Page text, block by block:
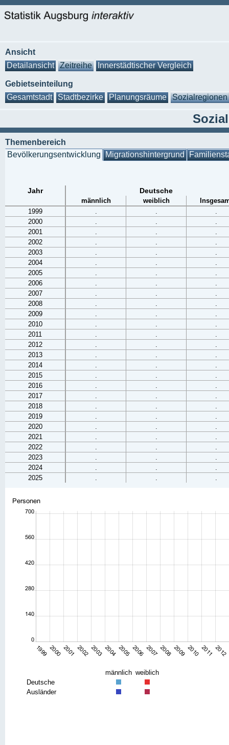
Ansicht
Detailansicht
Zeitreihe Innerstädtischer Vergleich
Gebietseinteilung
Gesamtstadt
Stadtbezirke Planungsräume Sozialregionen
Themenbereich
Bevölkerungsentwicklung Migrationshintergrund
Jahr Deutsche
männlich weiblich
1999
. .
.
2000
. .
.
2001
. .
.
2002
. .
.
2003
. .
.
2004
. .
.
2005
. .
.
2006
. .
.
2007
. .
.
2008
. .
.
2009
. .
.
2010
. .
.
2011
. .
.
2012
. .
.
2013
. .
.
2014
. .
.
2015
. .
.
2016
. .
.
2017
. .
.
2018
. .
.
2019
. .
.
2020
. .
.
2021
. .
.
2022
. .
.
2023
. .
.
2024
. .
.
2025
. . .
männlich weiblich
Deutsche
Ausländer